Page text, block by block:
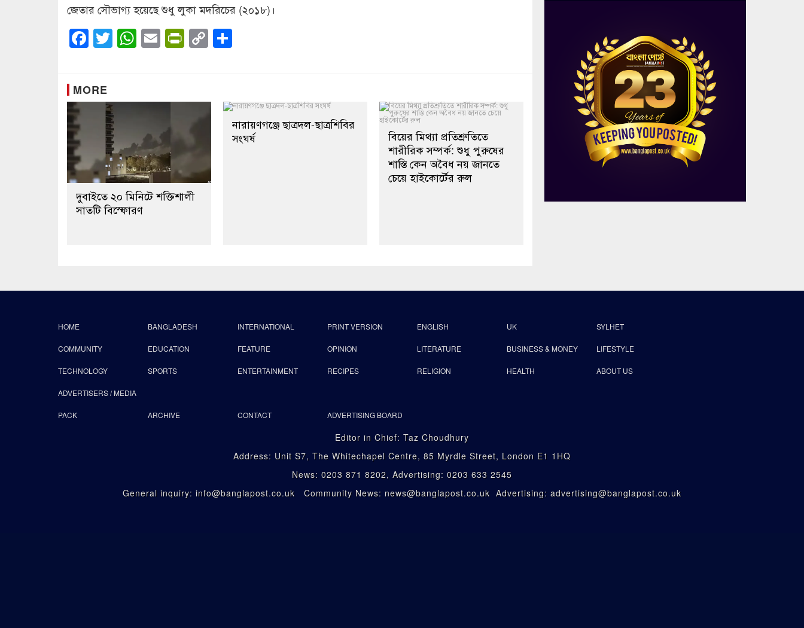
জেতার সৌভাগ্য হয়েছে শুধু লুকা মদরিচের (২০১৮)।
Facebook
Twitter
WhatsApp
EmailPrintFriendly
Copy
Link
MORE
দুবাইতে ২০ মিনিটে শক্তিশালী
সাতটি বিস্ফোরণ
নারায়ণগঞ্জে ছাত্রদল-ছাত্রশিবির
সংঘর্ষ
বিয়ের মিথ্যা প্রতিশ্রুতিতে
শারীরিক সম্পর্ক: শুধু পুরুষের
শাস্তি কেন অবৈধ নয় জানতে
চেয়ে হাইকোর্টের রুল
HOME BANGLADESH INTERNATIONAL PRINT VERSION ENGLISH UK SYLHET
COMMUNITY EDUCATION FEATURE OPINION LITERATURE BUSINESS & MONEY LIFESTYLE
TECHNOLOGY SPORTS ENTERTAINMENT RECIPES RELIGION HEALTH ABOUT US
ADVERTISERS / MEDIA
PACK ARCHIVE CONTACT ADVERTISING BOARD
Editor in Chief: Taz Choudhury
Address: Unit S7, The Whitechapel Centre, 85 Myrdle Street, London E1 1HQ
News: 0203 871 8202, Advertising: 0203 633 2545
General inquiry: info@banglapost.co.uk Community News: news@banglapost.co.uk Advertising: advertising@banglapost.co.uk